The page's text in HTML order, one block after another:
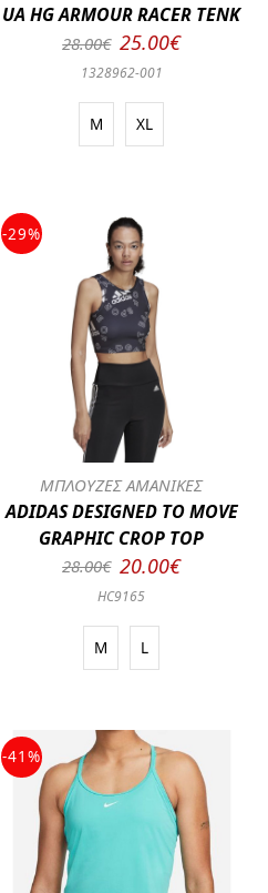
UA HG ARMOUR RACER TENK
28.00€ 25.00€
1328962-001
M XL
-29%
ΜΠΛΟΥΖΕΣ ΑΜΑΝΙΚΕΣ
ADIDAS DESIGNED TO MOVE
GRAPHIC CROP TOP
28.00€ 20.00€
HC9165
M L
-41%